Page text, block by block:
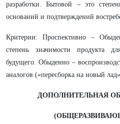
разработки. Бытовой – это
оснований и подтверждений
Критерии: Проспективно –
степень значимости продукта
будущего. Обыденно –
аналогов («пересборка на новый
ДОПОЛНИТЕЛЬНАЯ